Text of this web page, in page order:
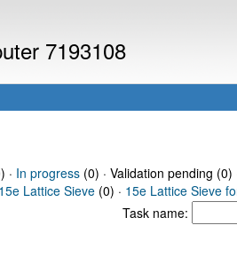
7193108
· In progress(0) · Validation pending (0)
15e Lattice Sieve (0) · 15e Lattice Sieve
Task name: